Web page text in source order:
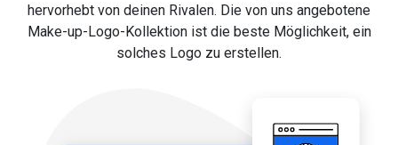
hervorhebt von deinen Rivalen. Die von uns angebotene
Make-up-Logo-Kollektion ist die beste Möglichkeit, ein
solches Logo zu erstellen.